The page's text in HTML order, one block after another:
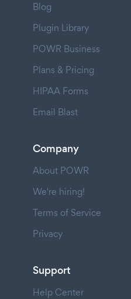
Blog
Plugin Library
POWR Business
Plans & Pricing
HIPAA Forms
Email Blast
Company
About POWR
We're hiring!
Terms of Service
Privacy
Support
Help Center